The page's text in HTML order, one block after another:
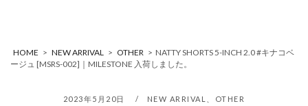
HOME > NEW ARRIVAL > OTHER > NATTY SHORTS 5-INCH 2.0 #キナコベ
ージュ [MSRS-002]｜MILESTONE 入荷しました。
2023年5月20日 NEW ARRIVAL OTHER